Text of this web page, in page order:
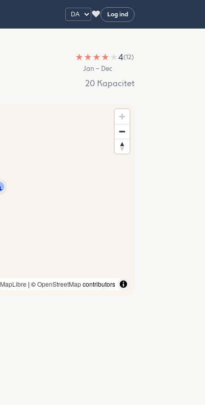
♥ Log ind
★ ★ ★ ★ ★4(12)
Jan – Dec
20 Kapacitet
MapLibre | ©OpenStreetMapcontributors